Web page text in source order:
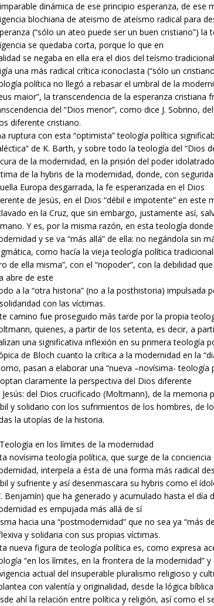
dinámica de ese principio esperanza, de ese
blochiana de ateismo de ateísmo radical para
(“sólo un ateo puede ser un buen cristiano”)
se quedaba corta, porque lo que en
se negaba en ella era el dios del teísmo
una más radical crítica iconoclasta (“sólo un
política no llegó a rebasar el umbral de la
maior”, la transcendencia de la esperanza
del “Dios menor”, como dice J. Sobrino, del
diferente cristiano.
ruptura con esta “optimista” teología política
de K. Barth, y sobre todo la teología del “Dios
de la modernidad, en la prisión del poder
de la hybris de la modernidad, donde, con
Europa desgarrada, la fe esperanzada en el Dios
de Jesús, en el Dios “débil e impotente” en este
en la Cruz, que sin embargo, justamente así,
Y es, por la misma razón, en esta teología
y se va “más allá” de ella: no negándola sin
como hacía la vieja teología política
de ella misma”, con el “nopoder”, con la debilidad
abre de este
a la “otra historia” (no a la posthistoria) impulsada
con las víctimas.
camino fue proseguido más tarde por la propia
quienes, a partir de los setenta, es decir, a
una significativa inflexión en su primera teología
de Bloch cuanto la crítica a la modernidad en la
pasan a elaborar una “nueva –novísima-
claramente la perspectiva del Dios diferente
Jesús: del Dios crucificado (Moltmann), de la memoria
y solidario con los sufrimientos de los hombres, de
la utopías de la historia.
en los límites de la modernidad
novísima teología política, que surge de la
interpela a ésta de una forma más radical
y sufriente y así desenmascara su hybris como el
Benjamín) que ha generado y acumulado hasta el día
es empujada más allá de sí
hacia una “postmodernidad” que no sea ya “más
y solidaria con sus propias víctimas.
nueva figura de teología política es, como expresa
“en los límites, en la frontera de la modernidad”
actual del insuperable pluralismo religioso y
con valentía y originalidad, desde la lógica
ahí la relación entre política y religión, así como el